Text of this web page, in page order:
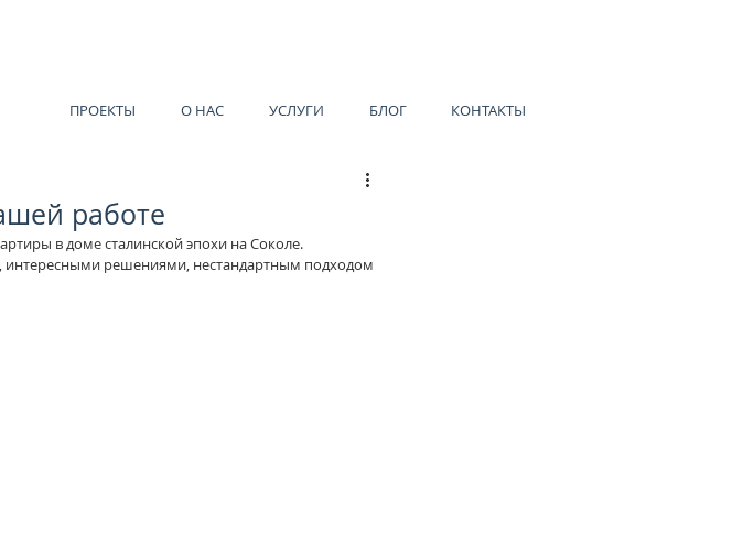
ПРОЕКТЫ О НАС УСЛУГИ БЛОГ КОНТАКТЫ
работе
в доме сталинской эпохи на Соколе.
интересными решениями, нестандартным подходом